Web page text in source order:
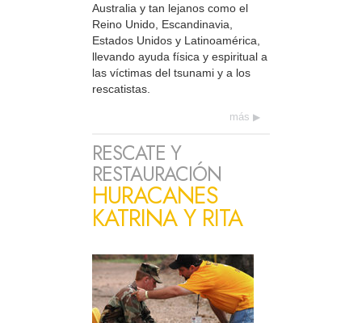
Australia y tan lejanos como el
Reino Unido, Escandinavia,
Estados Unidos y Latinoamérica,
llevando ayuda física y espiritual a
las víctimas del tsunami y a los
rescatistas.
más
RESCATE Y
RESTAURACIÓN
HURACANES
KATRINA Y RITA